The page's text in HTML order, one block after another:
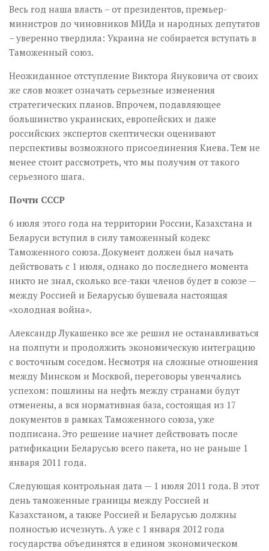
Весь год наша власть – от президентов, премьер-
министров до чиновников МИДа и народных депутатов
– уверенно твердила: Украина не собирается вступать в
Таможенный союз.
Неожиданное отступление Виктора Януковича от своих
же слов может означать серьезные изменения
стратегических планов. Впрочем, подавляющее
большинство украинских, европейских и даже
российских экспертов скептически оценивают
перспективы возможного присоединения Киева. Тем не
менее стоит рассмотреть, что мы получим от такого
серьезного шага.
Почти СССР
6 июля этого года на территории России, Казахстана и
Беларуси вступил в силу таможенный кодекс
Таможенного союза. Документ должен был начать
действовать с 1 июля, однако до последнего момента
никто не знал, сколько все-таки членов будет в союзе —
между Россией и Беларусью бушевала настоящая
«холодная война».
Александр Лукашенко все же решил не останавливаться
на полпути и продолжить экономическую интеграцию
с восточным соседом. Несмотря на сложные отношения
между Минском и Москвой, переговоры увенчались
успехом: пошлины на нефть между странами будут
отменены, а вся нормативная база, состоящая из 17
документов в рамках Таможенного союза, уже
подписана. Это решение начнет действовать после
ратификации Беларусью всего пакета, но не раньше 1
января 2011 года.
Следующая контрольная дата — 1 июля 2011 года. В этот
день таможенные границы между Россией и
Казахстаном, а также Россией и Беларусью должны
полностью исчезнуть. А уже с 1 января 2012 года
государства объединятся в едином экономическом